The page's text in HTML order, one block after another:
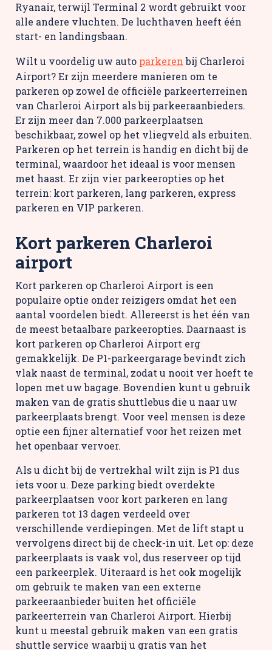
Ryanair, terwijl Terminal 2 wordt gebruikt voor
alle andere vluchten. De luchthaven heeft één
start- en landingsbaan.
Wilt u voordelig uw auto parkerenbij Charleroi
Airport? Er zijn meerdere manieren om te
parkeren op zowel de officiële parkeerterreinen
van Charleroi Airport als bij parkeeraanbieders.
Er zijn meer dan 7.000 parkeerplaatsen
beschikbaar, zowel op het vliegveld als erbuiten.
Parkeren op het terrein is handig en dicht bij de
terminal, waardoor het ideaal is voor mensen
met haast. Er zijn vier parkeeropties op het
terrein: kort parkeren, lang parkeren, express
parkeren en VIP parkeren.
Kort parkeren Charleroi
airport
Kort parkeren op Charleroi Airport is een
populaire optie onder reizigers omdat het een
aantal voordelen biedt. Allereerst is het één van
de meest betaalbare parkeeropties. Daarnaast is
kort parkeren op Charleroi Airport erg
gemakkelijk. De P1-parkeergarage bevindt zich
vlak naast de terminal, zodat u nooit ver hoeft te
lopen met uw bagage. Bovendien kunt u gebruik
maken van de gratis shuttlebus die u naar uw
parkeerplaats brengt. Voor veel mensen is deze
optie een fijner alternatief voor het reizen met
het openbaar vervoer.
Als u dicht bij de vertrekhal wilt zijn is P1 dus
iets voor u. Deze parking biedt overdekte
parkeerplaatsen voor kort parkeren en lang
parkeren tot 13 dagen verdeeld over
verschillende verdiepingen. Met de lift stapt u
vervolgens direct bij de check-in uit. Let op: deze
parkeerplaats is vaak vol, dus reserveer op tijd
een parkeerplek. Uiteraard is het ook mogelijk
om gebruik te maken van een externe
parkeeraanbieder buiten het officiële
parkeerterrein van Charleroi Airport. Hierbij
kunt u meestal gebruik maken van een gratis
shuttle service waarbij u gratis van het